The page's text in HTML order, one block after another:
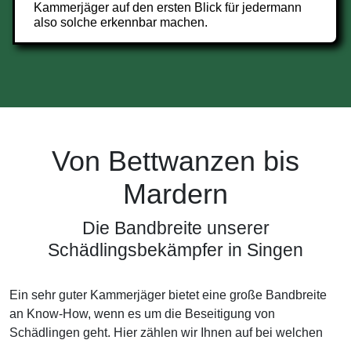
Kammerjäger auf den ersten Blick für jedermann
also solche erkennbar machen.
Von Bettwanzen bis
Mardern
Die Bandbreite unserer
Schädlingsbekämpfer in Singen
Ein sehr guter Kammerjäger bietet eine große Bandbreite
an Know-How, wenn es um die Beseitigung von
Schädlingen geht. Hier zählen wir Ihnen auf bei welchen